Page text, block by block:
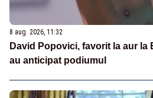
8 aug. 2026, 11:32
David Popovici, favorit la aur la
au anticipat podiumul